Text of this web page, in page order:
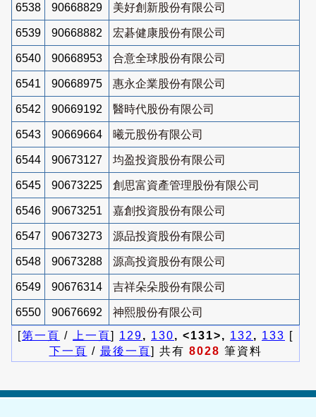
6538 90668829 美好創新股份有限公司
6539 90668882 宏碁健康股份有限公司
6540 90668953 合意全球股份有限公司
6541 90668975 惠永企業股份有限公司
6542 90669192 醫時代股份有限公司
6543 90669664 曦元股份有限公司
6544 90673127 均盈投資股份有限公司
6545 90673225 創思富資產管理股份有限公司
6546 90673251 嘉創投資股份有限公司
6547 90673273 源品投資股份有限公司
6548 90673288 源高投資股份有限公司
6549 90676314 吉祥朵朵股份有限公司
6550 90676692
神熙股份有限公司
[第一頁 / 上一頁] 129, 130, <131>, 132 , 133 [
下一頁 / 最後一頁] 共有 8028 筆資料